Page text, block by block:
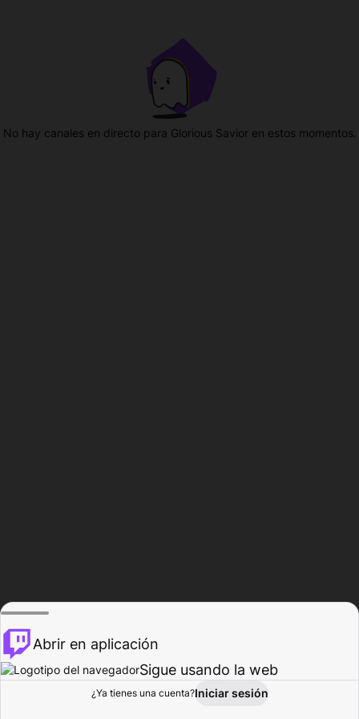
Explorar Actividad
No hay canales en directo para Glorious Savior en estos momentos.
Abrir en aplicación
Sigue usando la web
¿Ya tienes una cuenta?Iniciar sesión